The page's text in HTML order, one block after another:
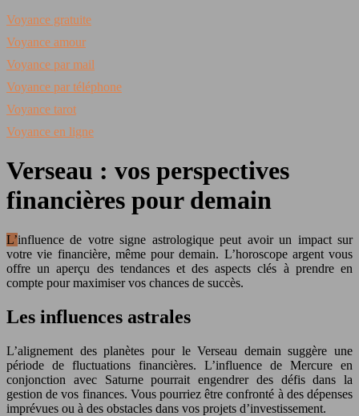
Voyance gratuite
Voyance amour
Voyance par mail
Voyance par téléphone
Voyance tarot
Voyance en ligne
Verseau : vos perspectives
financières pour demain
L’influence de votre signe astrologique peut avoir un impact sur
votre vie financière, même pour demain. L’horoscope argent vous
offre un aperçu des tendances et des aspects clés à prendre en
compte pour maximiser vos chances de succès.
Les influences astrales
L’alignement des planètes pour le Verseau demain suggère une
période de fluctuations financières. L’influence de Mercure en
conjonction avec Saturne pourrait engendrer des défis dans la
gestion de vos finances. Vous pourriez être confronté à des dépenses
imprévues ou à des obstacles dans vos projets d’investissement.